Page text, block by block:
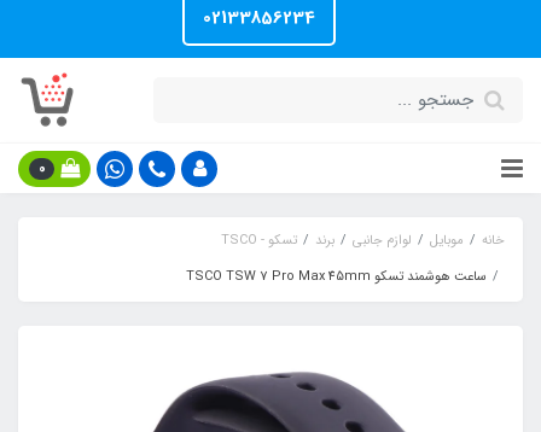
02133856234
0
خانه موبایل لوازم جانبی برند
تسکو - TSCO
ساعت هوشمند تسکو TSCO TSW 7 Pro Max 45mm